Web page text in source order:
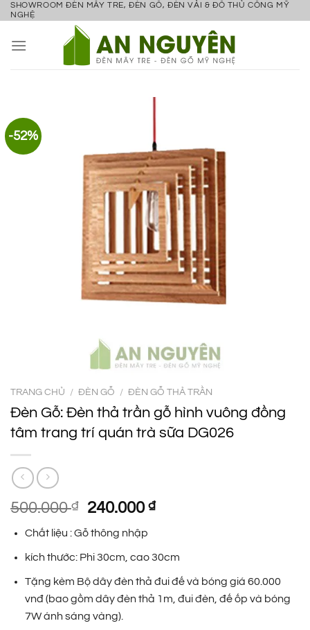
Bỏ
nội
SHOWROOM ĐÈN MÂY TRE, ĐÈN GỖ, ĐÈN VẢI & ĐỒ THỦ CÔNG MỸ
NGHỆ
-52%
TRANG CHỦ / ĐÈN GỖ / ĐÈN GỖ THẢ TRẦN
Đèn Gỗ: Đèn thả trần gỗ hình vuông đồng
tâm trang trí quán trà sữa DG026
500.000₫
Giá
gốc
là:
500.000 ₫.
240.000₫Giá
là:
240.000 ₫.
Chất liệu : Gỗ thông nhập
kích thước: Phi 30cm, cao 30cm
Tặng kèm Bộ dây đèn thả đui đế và bóng giá 60.000
vnđ (bao gồm dây đèn thả 1m, đui đèn, đế ốp và bóng
7W ánh sáng vàng).